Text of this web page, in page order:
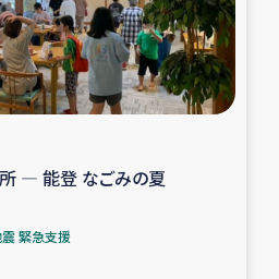
アトレード事業
急支援事業
じた子どもの栄養改善事業
― 能登 なごみの夏
緊急支援